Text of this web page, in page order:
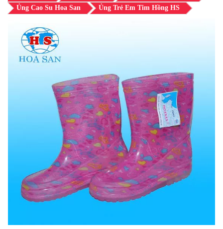
Ủng Cao Su Hoa San
Ủng Trẻ Em Tim Hồng HS